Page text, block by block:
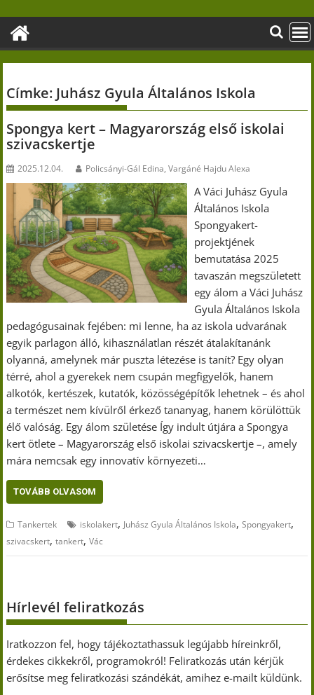
content
Címke: Juhász Gyula Általános Iskola
Spongya kert – Magyarország első iskolai
szivacskertje
2025.12.04. Policsányi-Gál Edina, Vargáné Hajdu Alexa
A Váci Juhász Gyula
Általános Iskola
Spongyakert-
projektjének
bemutatása 2025
tavaszán megszületett
egy álom a Váci Juhász
Gyula Általános Iskola
pedagógusainak fejében: mi lenne, ha az iskola udvarának
egyik parlagon álló, kihasználatlan részét átalakítanánk
olyanná, amelynek már puszta létezése is tanít? Egy olyan
térré, ahol a gyerekek nem csupán megfigyelők, hanem
alkotók, kertészek, kutatók, közösségépítők lehetnek – és ahol
a természet nem kívülről érkező tananyag, hanem körülöttük
élő valóság. Egy álom születése Így indult útjára a Spongya
kert ötlete – Magyarország első iskolai szivacskertje –, amely
mára nemcsak egy innovatív környezeti…
TOVÁBB OLVASOM
Tankertek iskolakert, Juhász Gyula Általános Iskola,Spongyakert,
szivacskert,tankert,Vác
Hírlevél feliratkozás
Iratkozzon fel, hogy tájékoztathassuk legújabb híreinkről,
érdekes cikkekről, programokról! Feliratkozás után kérjük
erősítse meg feliratkozási szándékát, amihez e-mailt küldünk.